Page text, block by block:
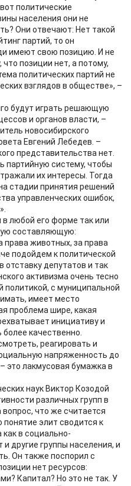
политические
населения они не
Они отвечают: Нет такой
партий, то он
имеют свою позицию. И не
позиции нет, а потому,
политических партий не
взглядов в обществе», –
будут играть решающую
и органов власти, –
новосибирского
Евгений Лебедев. –
представительства нет.
партийную систему, чтобы
их интересы. Тогда
стадии принятия решений
управленческих ошибок,
любой его форме так или
составляющую:
права животных, за права
подойдем к политической
депутатов и так
активизма очень тесно
политикой, с муниципальной
имеет место
проблема шире, какая
инициативу и
качественно.
реагировать и
напряженность до
это лакмусовая бумажка в
наук Виктор Козодой
различных групп в
вопрос, что же считается
элит сводится к
в социально-
другие группы населения, и
Он также поспорил с
нет ресурсов:
Капитал? Но это не так. У